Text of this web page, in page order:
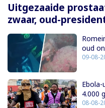
Uitgezaaide
zwaar, oud-
oud
09-08-
4.000
08-08-